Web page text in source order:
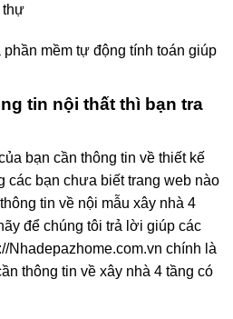
thự
mềm tự động tính toán giúp
tin nội thất thì bạn tra
bạn cần thông tin về thiết kế
các bạn chưa biết trang web nào
tin về nội mẫu xây nhà 4
để chúng tôi trả lời giúp các
Nhadepazhome.com.vn chính là
thông tin về xây nhà 4 tầng có